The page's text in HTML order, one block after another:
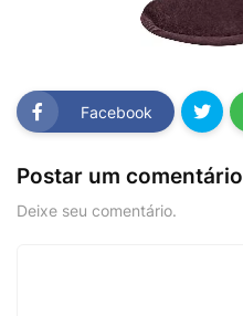
Facebook
Postar um comentário
Deixe seu comentário.